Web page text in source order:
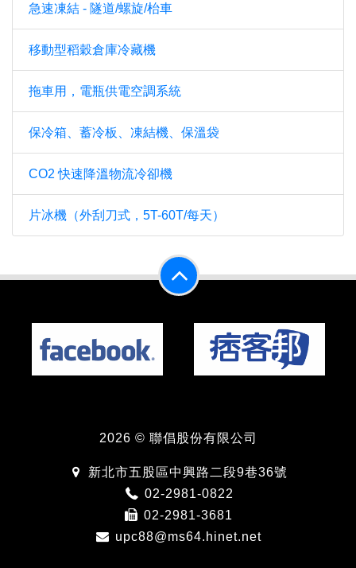
急速凍結 - 隧道/螺旋/枱車
移動型稻穀倉庫冷藏機
拖車用，電瓶供電空調系統
保冷箱、蓄冷板、凍結機、保溫袋
CO2 快速降溫物流冷卻機
片冰機（外刮刀式，5T-60T/每天）
2026 © 聯倡股份有限公司
新北市五股區中興路二段9巷36號
02-2981-0822
02-2981-3681
upc88@ms64.hinet.net